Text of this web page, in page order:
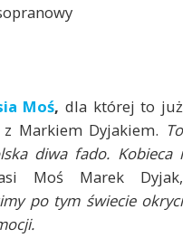
Moś, dla której to już
Markiem Dyjakiem. To
diwa fado. Kobieca i
Moś Marek Dyjak,
po tym świecie okryci